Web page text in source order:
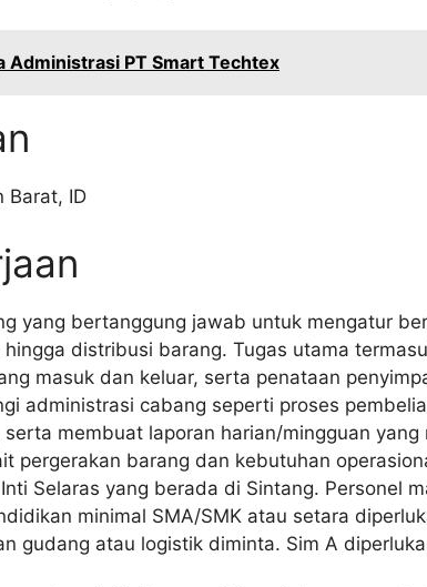
Administrasi PT Smart Techtex
Barat, ID
yang bertanggung jawab untuk mengatur
distribusi barang. Tugas utama
masuk dan keluar, serta penataan
administrasi cabang seperti proses
membuat laporan harian/mingguan yang
pergerakan barang dan kebutuhan
Selaras yang berada di Sintang. Personel
minimal SMA/SMK atau setara
gudang atau logistik diminta. Sim A